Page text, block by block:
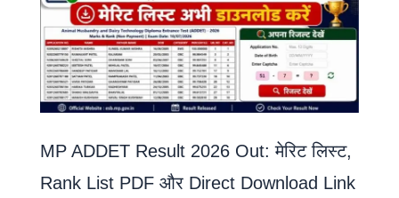
MP ADDET Result 2026 Out: मेरिट लिस्ट,
Rank List PDF और Direct Download Link